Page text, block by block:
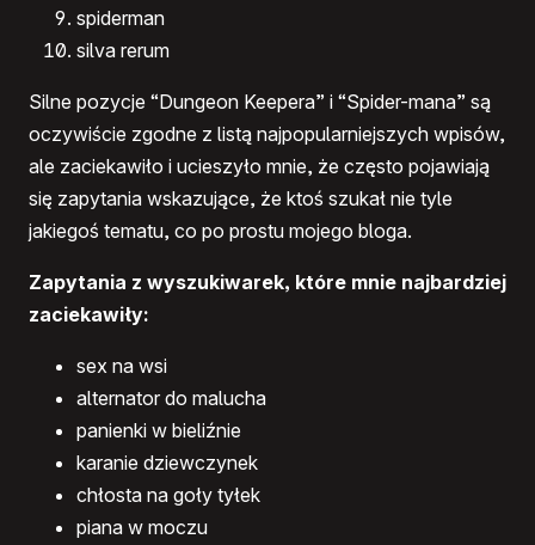
spiderman
silva rerum
Silne pozycje “Dungeon Keepera” i “Spider-mana” są
oczywiście zgodne z listą najpopularniejszych wpisów,
ale zaciekawiło i ucieszyło mnie, że często pojawiają
się zapytania wskazujące, że ktoś szukał nie tyle
jakiegoś tematu, co po prostu mojego bloga.
Zapytania z wyszukiwarek, które mnie najbardziej
zaciekawiły:
sex na wsi
alternator do malucha
panienki w bieliźnie
karanie dziewczynek
chłosta na goły tyłek
piana w moczu